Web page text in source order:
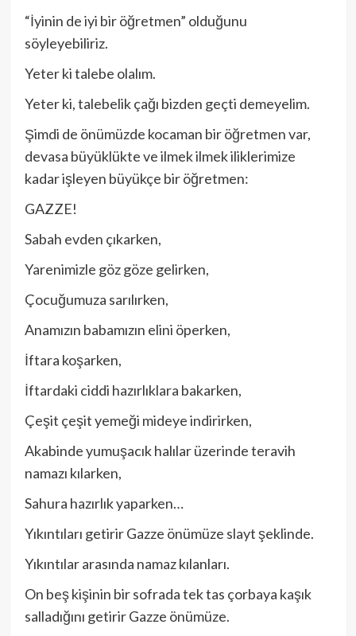
“İyinin de iyi bir öğretmen” olduğunu
söyleyebiliriz.
Yeter ki talebe olalım.
Yeter ki, talebelik çağı bizden geçti demeyelim.
Şimdi de önümüzde kocaman bir öğretmen var,
devasa büyüklükte ve ilmek ilmek iliklerimize
kadar işleyen büyükçe bir öğretmen:
GAZZE!
Sabah evden çıkarken,
Yarenimizle göz göze gelirken,
Çocuğumuza sarılırken,
Anamızın babamızın elini öperken,
İftara koşarken,
İftardaki ciddi hazırlıklara bakarken,
Çeşit çeşit yemeği mideye indirirken,
Akabinde yumuşacık halılar üzerinde teravih
namazı kılarken,
Sahura hazırlık yaparken…
Yıkıntıları getirir Gazze önümüze slayt şeklinde.
Yıkıntılar arasında namaz kılanları.
On beş kişinin bir sofrada tek tas çorbaya kaşık
salladığını getirir Gazze önümüze.